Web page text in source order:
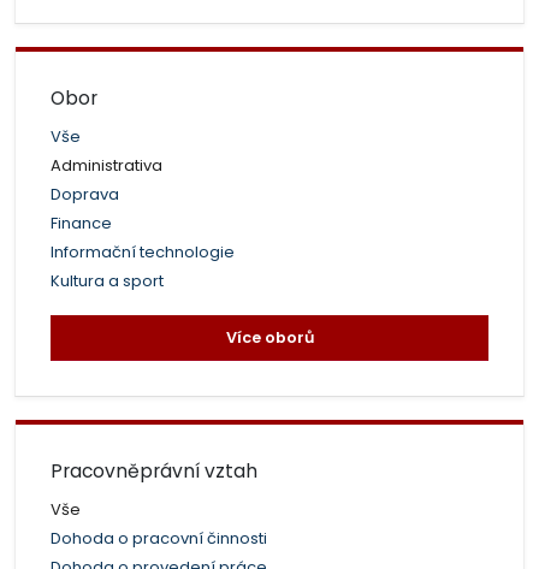
Obor
Vše
Administrativa
Doprava
Finance
Informační technologie
Kultura a sport
Více oborů
Pracovněprávní vztah
Vše
Dohoda o pracovní činnosti